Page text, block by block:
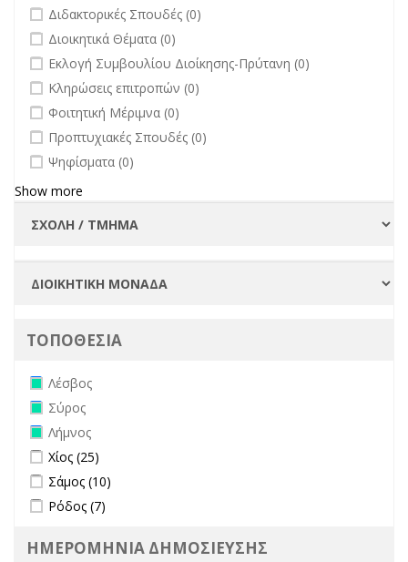
undefined
Διδακτορικές Σπουδές (0)
undefined
Διοικητικά Θέματα (0)
undefined
Εκλογή Συμβουλίου Διοίκησης-Πρύτανη (0)
undefined
Κληρώσεις επιτροπών (0)
undefined
Φοιτητική Μέριμνα (0)
undefined
Προπτυχιακές Σπουδές (0)
undefined
Ψηφίσματα (0)
Show more
ΤΟΠΟΘΕΣΙΑ
Remove Λέσβος filter
Λέσβος
Remove Σύρος filter
Σύρος
Remove Λήμνος filter
Λήμνος
Apply Χίος filter
Χίος (25)
Apply Σάμος filter
Σάμος (10)
Apply Ρόδος filter
Ρόδος (7)
ΗΜΕΡΟΜΗΝΙΑ ΔΗΜΟΣΙΕΥΣΗΣ